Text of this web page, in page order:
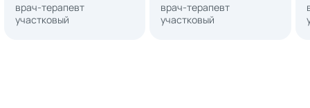
врач-терапевт
участковый
врач-терапевт
участковый